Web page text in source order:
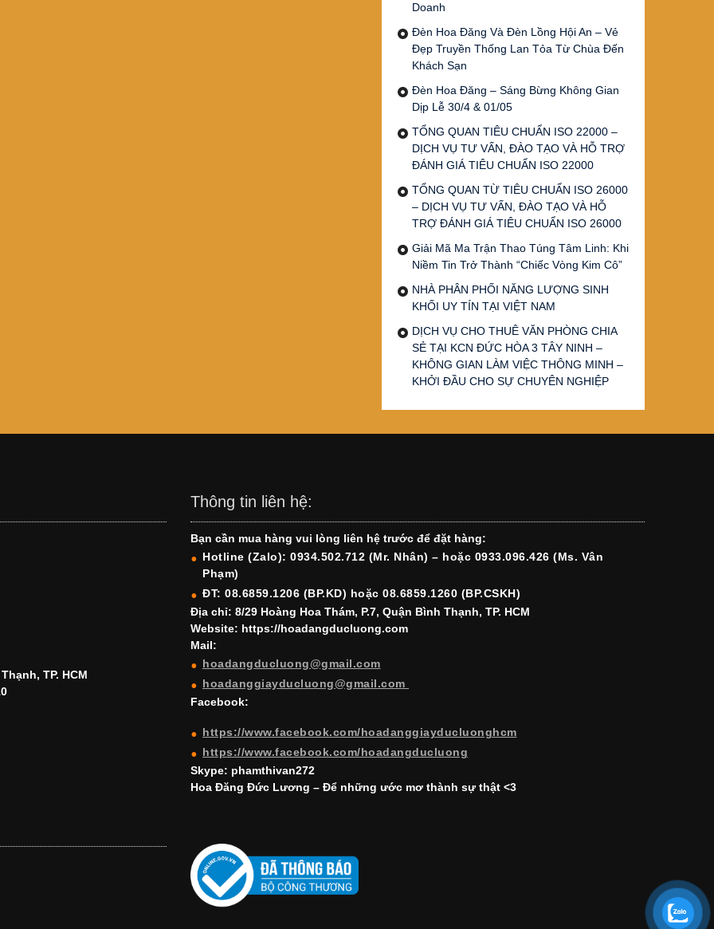
Doanh
Đèn Hoa Đăng Và Đèn Lồng Hội An – Vẻ
Đẹp Truyền Thống Lan Tỏa Từ Chùa Đến
Khách Sạn
Đèn Hoa Đăng – Sáng Bừng Không Gian
Dịp Lễ 30/4 & 01/05
TỔNG QUAN TIÊU CHUẨN ISO 22000 –
DỊCH VỤ TƯ VẤN, ĐÀO TẠO VÀ HỖ TRỢ
ĐÁNH GIÁ TIÊU CHUẨN ISO 22000
TỔNG QUAN TỪ TIÊU CHUẨN ISO 26000
– DỊCH VỤ TƯ VẤN, ĐÀO TẠO VÀ HỖ
TRỢ ĐÁNH GIÁ TIÊU CHUẨN ISO 26000
Giải Mã Ma Trận Thao Túng Tâm Linh: Khi
Niềm Tin Trở Thành “Chiếc Vòng Kim Cô”
NHÀ PHÂN PHỐI NĂNG LƯỢNG SINH
KHỐI UY TÍN TẠI VIỆT NAM
DỊCH VỤ CHO THUÊ VĂN PHÒNG CHIA
SẺ TẠI KCN ĐỨC HÒA 3 TÂY NINH –
KHÔNG GIAN LÀM VIỆC THÔNG MINH –
KHỞI ĐẦU CHO SỰ CHUYÊN NGHIỆP
TP. HCM
Thông tin liên hệ:
Bạn cần mua hàng vui lòng liên hệ trước để đặt hàng:
Hotline (Zalo): 0934.502.712 (Mr. Nhân) – hoặc 0933.096.426 (Ms. Vân
Phạm)
ĐT: 08.6859.1206 (BP.KD) hoặc 08.6859.1260 (BP.CSKH)
Địa chỉ: 8/29 Hoàng Hoa Thám, P.7, Quận Bình Thạnh, TP. HCM
Website: https://hoadangducluong.com
Mail:
hoadangducluong@gmail.com
hoadanggiayducluong@gmail.com
Facebook:
https://www.facebook.com/hoadanggiayducluonghcm
https://www.facebook.com/hoadangducluong
Skype: phamthivan272
Hoa Đăng Đức Lương – Để những ước mơ thành sự thật <3